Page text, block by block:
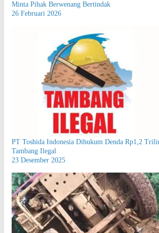
Minta Pihak Berwenang Bertindak
26 Februari 2026
PT Toshida Indonesia Dihukum Denda Rp1,2
Tambang Ilegal
23 Desember 2025